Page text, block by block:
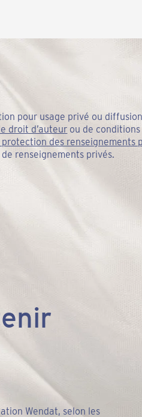
pour usage privé ou
droit d’auteur ou de
des renseignements
renseignements privés.
Wendat, selon les